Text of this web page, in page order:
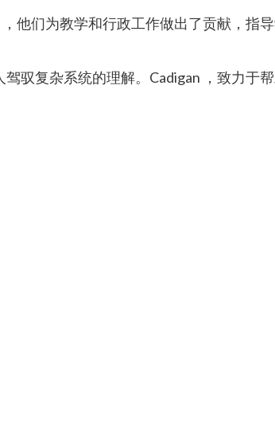
他们为教学和行政工作做出了贡献，指
驭复杂系统的理解。Cadigan ，致力于